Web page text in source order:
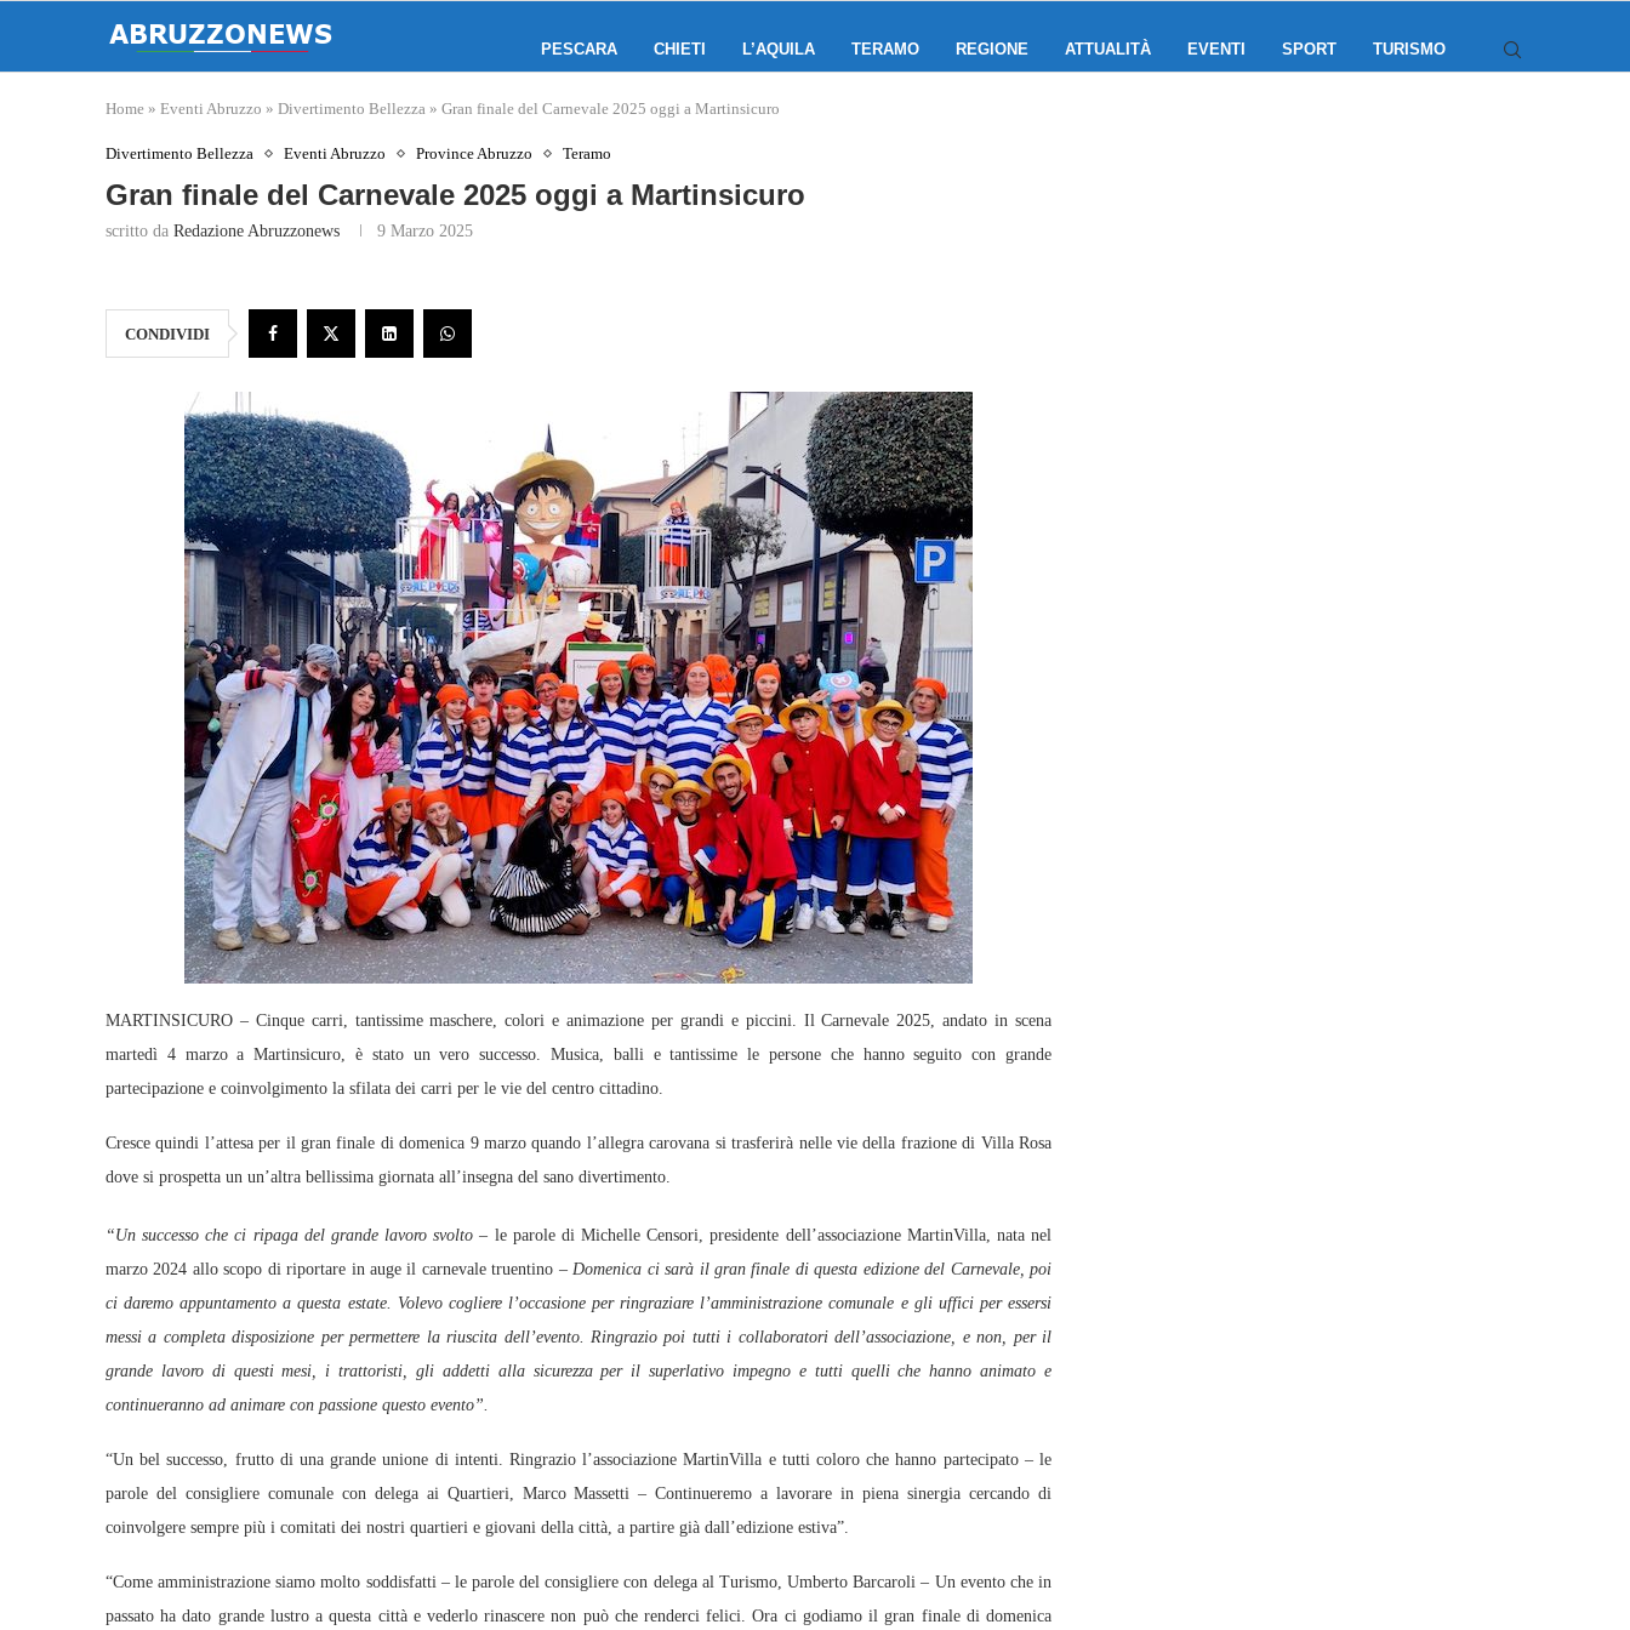
PESCARA CHIETI L’AQUILA TERAMO REGIONE ATTUALITÀ EVENTI SPORT TURISMO
Home » Eventi Abruzzo » Divertimento Bellezza » Gran finale del Carnevale 2025 oggi a Martinsicuro
Divertimento Bellezza Eventi Abruzzo Province Abruzzo Teramo
Gran finale del Carnevale 2025 oggi a Martinsicuro
scritto da Redazione Abruzzonews 9 Marzo 2025
CONDIVIDI
MARTINSICURO – Cinque carri, tantissime maschere, colori e animazione per grandi e piccini. Il Carnevale 2025, andato in scena
martedì 4 marzo a Martinsicuro, è stato un vero successo. Musica, balli e tantissime le persone che hanno seguito con grande
partecipazione e coinvolgimento la sfilata dei carri per le vie del centro cittadino.
Cresce quindi l’attesa per il gran finale di domenica 9 marzo quando l’allegra carovana si trasferirà nelle vie della frazione di Villa Rosa
dove si prospetta un un’altra bellissima giornata all’insegna del sano divertimento.
“Un successo che ci ripaga del grande lavoro svolto – le parole di Michelle Censori, presidente dell’associazione MartinVilla, nata nel
marzo 2024 allo scopo di riportare in auge il carnevale truentino – Domenica ci sarà il gran finale di questa edizione del Carnevale, poi
ci daremo appuntamento a questa estate. Volevo cogliere l’occasione per ringraziare l’amministrazione comunale e gli uffici per essersi
messi a completa disposizione per permettere la riuscita dell’evento. Ringrazio poi tutti i collaboratori dell’associazione, e non, per il
grande lavoro di questi mesi, i trattoristi, gli addetti alla sicurezza per il superlativo impegno e tutti quelli che hanno animato e
continueranno ad animare con passione questo evento”.
“Un bel successo, frutto di una grande unione di intenti. Ringrazio l’associazione MartinVilla e tutti coloro che hanno partecipato – le
parole del consigliere comunale con delega ai Quartieri, Marco Massetti – Continueremo a lavorare in piena sinergia cercando di
coinvolgere sempre più i comitati dei nostri quartieri e giovani della città, a partire già dall’edizione estiva”.
“Come amministrazione siamo molto soddisfatti – le parole del consigliere con delega al Turismo, Umberto Barcaroli – Un evento che in
passato ha dato grande lustro a questa città e vederlo rinascere non può che renderci felici. Ora ci godiamo il gran finale di domenica